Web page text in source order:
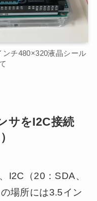
チ480×320液晶シール
サをI2C接続
I2C（20：SDA、
場所には3.5イン